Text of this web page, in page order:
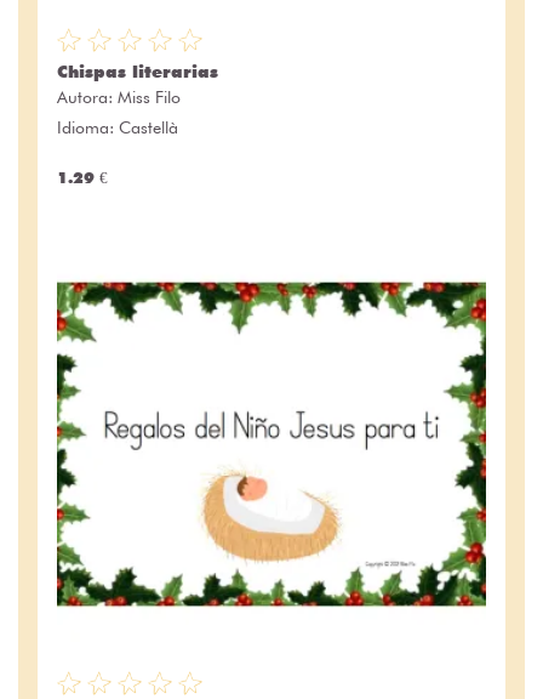
Chispas literarias
Autora: Miss Filo
Idioma: Castellà
1.29 €